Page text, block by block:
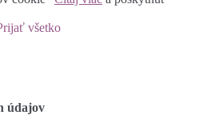
všetko
údajov